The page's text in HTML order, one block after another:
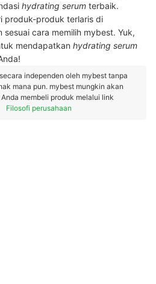
hydrating serum terbaik.
produk-produk terlaris di
sesuai cara memilih mybest. Yuk,
mendapatkan hydrating serum
independen oleh mybest tanpa
mana pun. mybest mungkin akan
membeli produk melalui link
Filosofi perusahaan